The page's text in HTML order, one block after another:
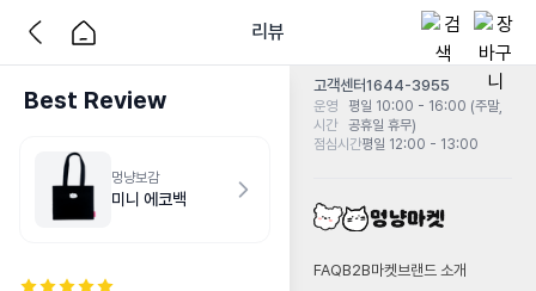
리뷰
Best Review
멍냥보감
미니 에코백
고객센터1644-3955
운영
시간
평일 10:00 - 16:00 (주말,
공휴일 휴무)
점심시간평일 12:00 - 13:00
FAQB2B마켓 브랜드 소개